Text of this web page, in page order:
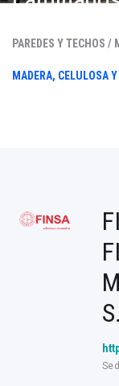
celulosa
PAREDES Y TECHOS /
MADERA, CELULOSA